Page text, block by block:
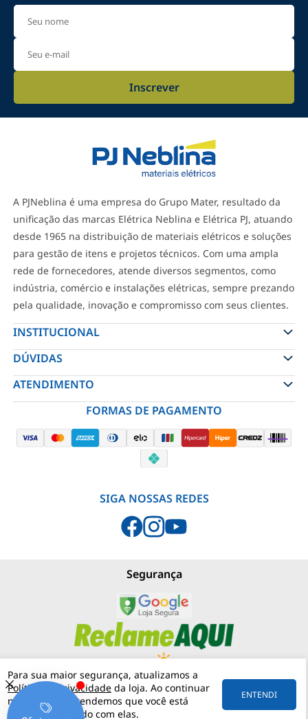
Para sua maior segurança, atualizamos a
Política de Privacidade da loja. Ao continuar
navegando, entendemos que você está
ciente e de acordo com elas.
ENTENDI
Inscrever
A PJNeblina é uma empresa do Grupo Mater, resultado da
unificação das marcas Elétrica Neblina e Elétrica PJ, atuando
desde 1965 na distribuição de materiais elétricos e soluções
para gestão de itens e projetos técnicos. Com uma ampla
rede de fornecedores, atende diversos segmentos, como
indústria, comércio e instalações elétricas, sempre prezando
pela qualidade, inovação e compromisso com seus clientes.
INSTITUCIONAL
DÚVIDAS
ATENDIMENTO
FORMAS DE PAGAMENTO
SIGA NOSSAS REDES
Segurança
PJNEBLINA - LOJA MATERIAIS ELÉTRICOS (11) 97542-0420
RUA MERGENTHALER, 192 VILA LEOPOLDINA
57.158.057/0001-30